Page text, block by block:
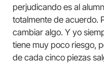
perjudicando es al
totalmente de acuerdo.
cambiar algo. Y yo
tiene muy poco riesgo,
de cada cinco piezas